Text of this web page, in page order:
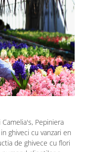
Pepiniera
ghiveci cu vanzari en
de ghivece cu flori